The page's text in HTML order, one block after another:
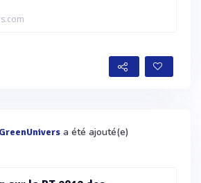
GreenUnivers a été ajouté(e)